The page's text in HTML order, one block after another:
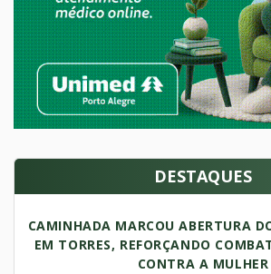
DESTAQUES
CAMINHADA MARCOU ABERTURA
EM TORRES, REFORÇANDO
CONTRA A MULHER